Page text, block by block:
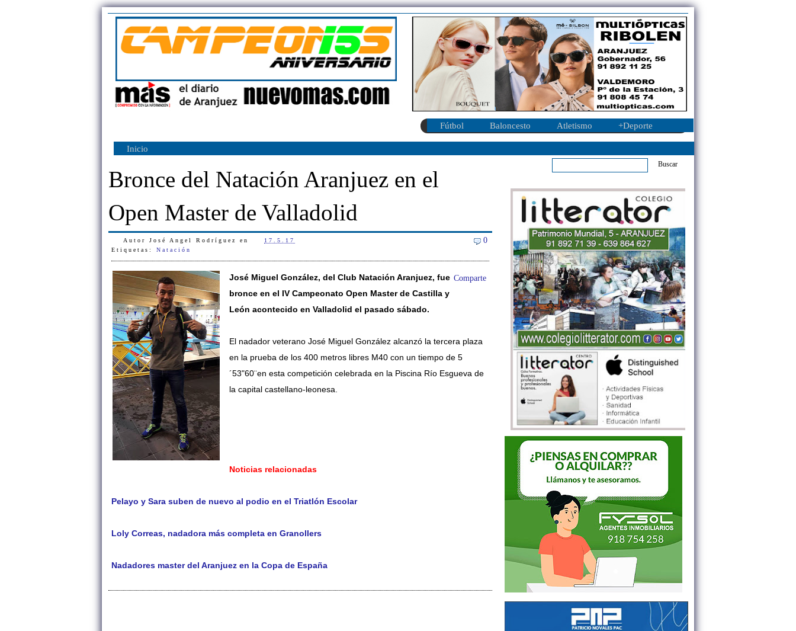
Fútbol Baloncesto Atletismo +Deporte
Inicio
Bronce del Natación Aranjuez en el
Open Master de Valladolid
Autor José Angel Rodríguez en 17.5.17 0
Etiquetas: Natación
Comparte
José Miguel González, del Club Natación Aranjuez, fue
bronce en el IV Campeonato Open Master de Castilla y
León acontecido en Valladolid el pasado sábado.
El nadador veterano José Miguel González alcanzó la tercera plaza
en la prueba de los 400 metros libres M40 con un tiempo de 5
´53"60¨en esta competición celebrada en la Piscina Río Esgueva de
la capital castellano-leonesa.
Noticias relacionadas
Pelayo y Sara suben de nuevo al podio en el Triatlón Escolar
Loly Correas, nadadora más completa en Granollers
Nadadores master del Aranjuez en la Copa de España